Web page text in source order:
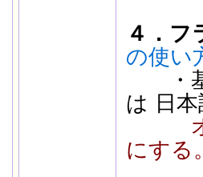
４．フ
の使い
・基
は 日
にする